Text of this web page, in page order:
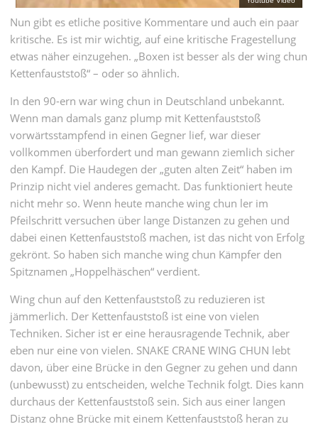
Nun gibt es etliche positive Kommentare und auch ein paar
kritische. Es ist mir wichtig, auf eine kritische Fragestellung
etwas näher einzugehen. „Boxen ist besser als der wing chun
Kettenfauststoß“ – oder so ähnlich.
In den 90-ern war wing chun in Deutschland unbekannt.
Wenn man damals ganz plump mit Kettenfauststoß
vorwärtsstampfend in einen Gegner lief, war dieser
vollkommen überfordert und man gewann ziemlich sicher
den Kampf. Die Haudegen der „guten alten Zeit“ haben im
Prinzip nicht viel anderes gemacht. Das funktioniert heute
nicht mehr so. Wenn heute manche wing chun ler im
Pfeilschritt versuchen über lange Distanzen zu gehen und
dabei einen Kettenfauststoß machen, ist das nicht von Erfolg
gekrönt. So haben sich manche wing chun Kämpfer den
Spitznamen „Hoppelhäschen“ verdient.
Wing chun auf den Kettenfauststoß zu reduzieren ist
jämmerlich. Der Kettenfauststoß ist eine von vielen
Techniken. Sicher ist er eine herausragende Technik, aber
eben nur eine von vielen. SNAKE CRANE WING CHUN lebt
davon, über eine Brücke in den Gegner zu gehen und dann
(unbewusst) zu entscheiden, welche Technik folgt. Dies kann
durchaus der Kettenfauststoß sein. Sich aus einer langen
Distanz ohne Brücke mit einem Kettenfauststoß heran zu